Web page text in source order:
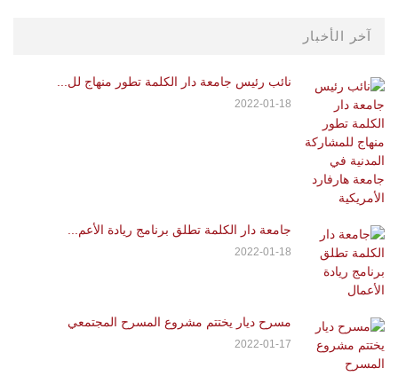
آخر الأخبار
نائب رئيس جامعة دار الكلمة تطور منهاج لل...
2022-01-18
جامعة دار الكلمة تطلق برنامج ريادة الأعم...
2022-01-18
مسرح ديار يختتم مشروع المسرح المجتمعي
2022-01-17